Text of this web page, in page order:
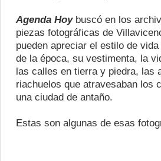
Agenda Hoybuscó en los
piezas fotográficas de
pueden apreciar el estilo de
de la época, su vestimenta, la
las calles en tierra y piedra, las
riachuelos que atravesaban los
una ciudad de antaño.
Estas son algunas de esas